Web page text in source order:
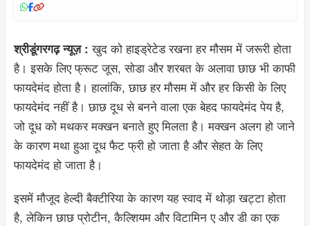
श्रीडूंगरगढ़ न्यूज़ : खुद को हाइड्रेटेड रखना हर मौसम में जरूरी होता
है। इसके लिए फ्रूट जूस, सोडा और शरबत के अलावा छाछ भी काफी
फायदेमंद होता है। हालांकि, छाछ हर मौसम में और हर किसी के लिए
फायदेमंद नहीं है। छाछ दूध से बनने वाला एक बेहद फायदेमंद पेय है,
जो दूध को मथकर मक्खन बनाते हुए मिलता है। मक्खन अलग हो जाने
के कारण मथा हुआ दूध फैट फ्री हो जाता है और सेहत के लिए
फायदेमंद हो जाता है।
इसमें मौजूद हेल्दी बैक्टीरिया के कारण यह स्वाद में थोड़ा खट्टा होता
है, लेकिन छाछ प्रोटीन, कैल्शियम और विटामिन ए और डी का एक